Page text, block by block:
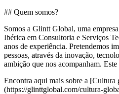
## Quem somos?
Somos a Glintt Global, uma
Ibérica em Consultoria e Serviços
anos de experiência. Pretendemos
pessoas, através da inovação,
ambição que nos acompanham.
Encontra aqui mais sobre a
(https://glinttglobal.com/cultura-